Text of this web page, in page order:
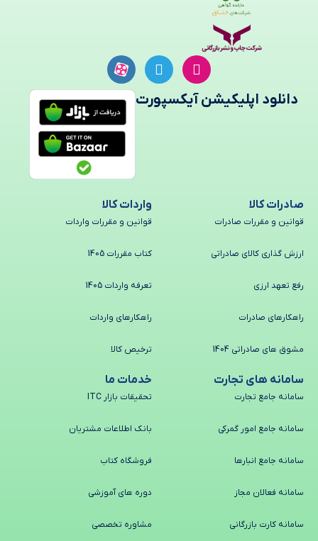
صادرات کالا
قوانین و مقررات صادرات
ارزش گذاری کالای صادراتی
رفع تعهد ارزی
راهکارهای صادرات
مشوق های صادراتی 1404
واردات کالا
قوانین و مقررات واردات
کتاب مقررات 1405
تعرفه واردات 1405
راهکارهای واردات
ترخیص کالا
سامانه های تجارت
سامانه جامع تجارت
سامانه جامع امور گمرکی
سامانه جامع انبارها
سامانه فعالان مجاز
سامانه کارت بازرگانی
خدمات ما
تحقیقات بازار ITC
بانک اطلاعات مشتریان
فروشگاه کتاب
دوره های آموزشی
مشاوره تخصصی
دانلود اپلیکیشن آیکسپورت